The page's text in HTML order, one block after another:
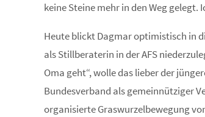
keine Steine mehr in den Weg
Heute blickt Dagmar optimistisch in
als Stillberaterin in der AFS
Oma geht“, wolle das lieber der
Bundesverband als gemeinnütziger
organisierte Graswurzelbewegung